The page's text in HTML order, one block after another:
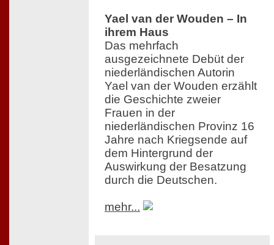
Yael van der Wouden – In
ihrem Haus
Das mehrfach
ausgezeichnete Debüt der
niederländischen Autorin
Yael van der Wouden erzählt
die Geschichte zweier
Frauen in der
niederländischen Provinz 16
Jahre nach Kriegsende auf
dem Hintergrund der
Auswirkung der Besatzung
durch die Deutschen.
mehr...